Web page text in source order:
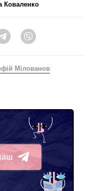
Коваленко
TelegramViber
Мілованов